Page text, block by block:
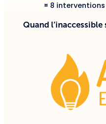
¤ 8
Quand